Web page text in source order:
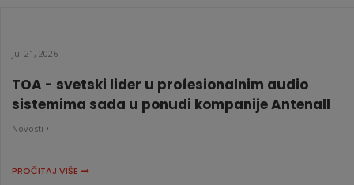
Jul 21, 2026
TOA - svetski lider u profesionalnim audio
sistemima sada u ponudi kompanije Antenall
Novosti •
PROČITAJ VIŠE